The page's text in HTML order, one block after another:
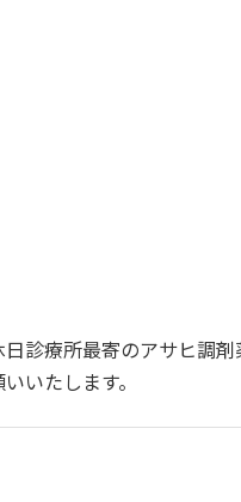
診療所最寄のアサヒ調
いたします。